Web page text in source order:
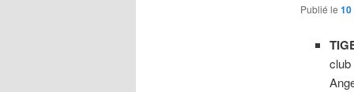
Publié le
club